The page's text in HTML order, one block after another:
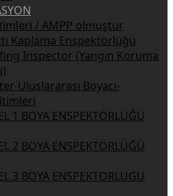
/ AMPP olmuştur
Kaplama Enspektörlüğü
Inspector (Yangın Koruma
Uluslararası Boyacı-
1 BOYA ENSPEKTÖRLÜĞÜ
2 BOYA ENSPEKTÖRLÜĞÜ
3 BOYA ENSPEKTORLUGU